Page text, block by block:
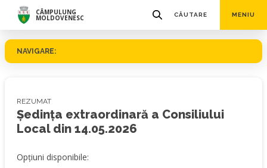
CÂMPULUNG
MOLDOVENESC CĂUTARE MENIU
NAVIGARE:
REZUMAT
Ședința extraordinară a Consiliului
Local din 14.05.2026
Opțiuni disponibile: